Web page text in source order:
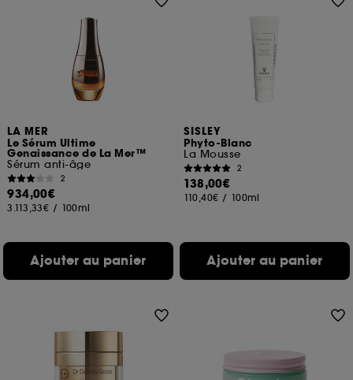
LA MER
Le Sérum Ultime
Genaissance de La Mer™
Sérum anti-âge
2
934,00€
3.113,33€ / 100ml
Ajouter au panier
SISLEY
Phyto-Blanc
La Mousse
2
138,00€
110,40€ / 100ml
Ajouter au panier